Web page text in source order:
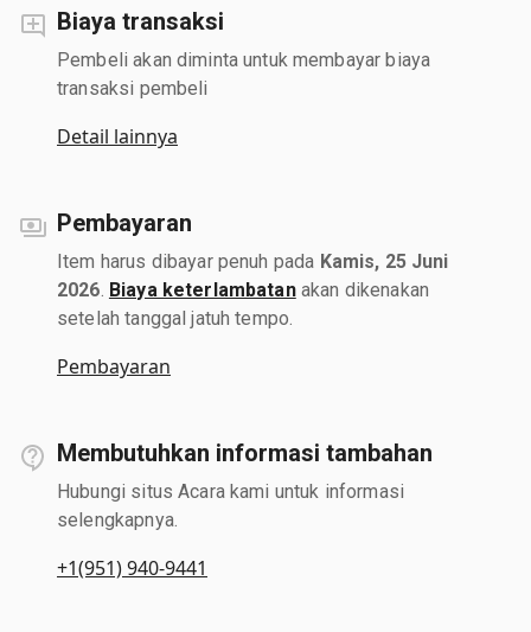
Biaya transaksi
Pembeli akan diminta untuk membayar biaya
transaksi pembeli
Detail lainnya
Pembayaran
Item harus dibayar penuh pada Kamis, 25 Juni
2026 Biaya keterlambatanakan dikenakan
setelah tanggal jatuh tempo.
Pembayaran
Membutuhkan informasi tambahan
Hubungi situs Acara kami untuk informasi
selengkapnya.
+1(951) 940-9441